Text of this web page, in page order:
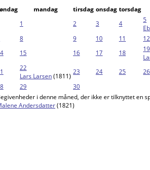
mandag tirsdag onsdag torsdag
1
2 3 4
5
8 9 10 11 12
15 16 17 18
19
22
Lars Larsen(1811)
23 24 25 26
29
30
i denne måned, der ikke er tilknyttet en
Andersdatter(1821)